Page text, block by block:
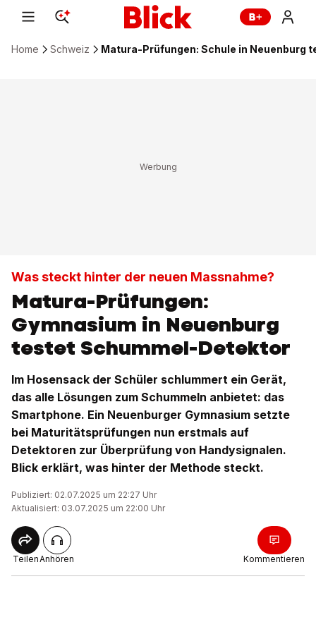
Home Schweiz Matura-Prüfungen: Schule in Neuenburg
Was steckt hinter der neuen Massnahme?
Matura-Prüfungen:
Gymnasium in Neuenburg
testet Schummel-Detektor
Im Hosensack der Schüler schlummert ein Gerät,
das alle Lösungen zum Schummeln anbietet: das
Smartphone. Ein Neuenburger Gymnasium setzte
bei Maturitätsprüfungen nun erstmals auf
Detektoren zur Überprüfung von Handysignalen.
Blick erklärt, was hinter der Methode steckt.
Publiziert: 02.07.2025 um 22:27 Uhr
Aktualisiert: 03.07.2025 um 22:00 Uhr
TeilenAnhören Kommentieren